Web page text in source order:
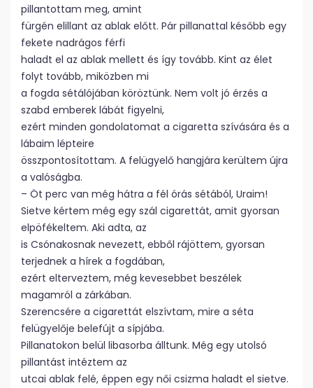
pillantottam meg, amint
fürgén elillant az ablak előtt. Pár pillanattal később egy
fekete nadrágos férfi
haladt el az ablak mellett és így tovább. Kint az élet
folyt tovább, miközben mi
a fogda sétálójában köröztünk. Nem volt jó érzés a
szabd emberek lábát figyelni,
ezért minden gondolatomat a cigaretta szívására és a
lábaim lépteire
összpontosítottam. A felügyelő hangjára kerültem újra
a valóságba.
– Öt perc van még hátra a fél órás sétából, Uraim!
Sietve kértem még egy szál cigarettát, amit gyorsan
elpöfékeltem. Aki adta, az
is Csónakosnak nevezett, ebből rájöttem, gyorsan
terjednek a hírek a fogdában,
ezért elterveztem, még kevesebbet beszélek
magamról a zárkában.
Szerencsére a cigarettát elszívtam, mire a séta
felügyelője belefújt a sípjába.
Pillanatokon belül libasorba álltunk. Még egy utolsó
pillantást intéztem az
utcai ablak felé, éppen egy női csizma haladt el sietve.